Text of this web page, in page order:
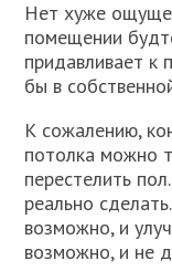
Нет хуже
помещении
придавливает к
бы в
К сожалению,
потолка можно
перестелить
реально
возможно, и
возможно, и не